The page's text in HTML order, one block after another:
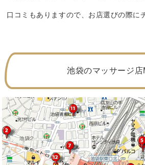
口コミもありますので、お店選びの際に
池袋のマッサージ店